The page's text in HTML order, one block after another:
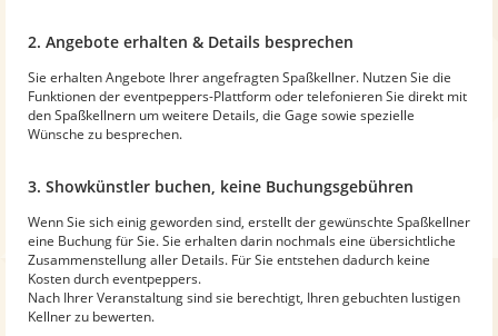
2. Angebote erhalten & Details besprechen
Sie erhalten Angebote Ihrer angefragten Spaßkellner. Nutzen Sie die
Funktionen der eventpeppers-Plattform oder telefonieren Sie direkt mit
den Spaßkellnern um weitere Details, die Gage sowie spezielle
Wünsche zu besprechen.
3. Showkünstler buchen, keine Buchungsgebühren
Wenn Sie sich einig geworden sind, erstellt der gewünschte Spaßkellner
eine Buchung für Sie. Sie erhalten darin nochmals eine übersichtliche
Zusammenstellung aller Details. Für Sie entstehen dadurch keine
Kosten durch eventpeppers.
Nach Ihrer Veranstaltung sind sie berechtigt, Ihren gebuchten lustigen
Kellner zu bewerten.